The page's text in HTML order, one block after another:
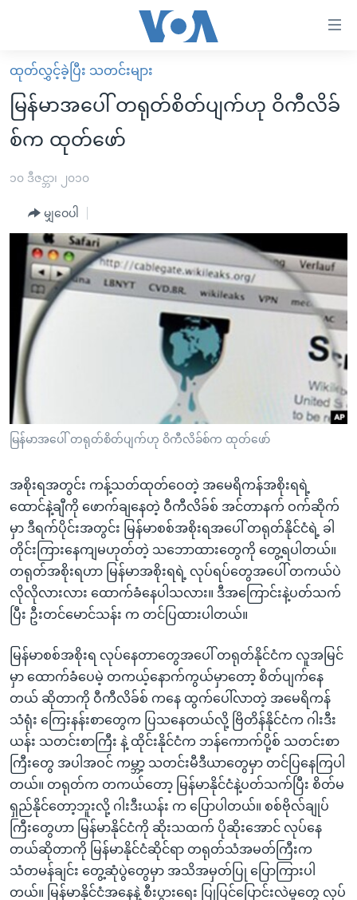
လွယ်ကူ
စေ
သည့်
များ
အကြောင်းအရာ
ကြည့်
ပင်မ
ညွန်း
စာမျက်နှာ
သို့
ကျော်
ရန်
ရှာဖွေ
ရန်
နေရာ
သို့
ကျော်
ရန်
မူလစာမျက်နှာ
မြန်မာ
ကမ္ဘာ့သတင်းများ
နိုင်ငံတကာ
အစ္စရေး-ပါလက်စတိုင်း
ဗွီဒီယို
ရပ်ဝန်းတခု လမ်းတခု အလွန်
အင်္ဂလိပ်စာလေ့လာမယ်
အမေရိကန်သုံးအီဒီယံ
မကြေးမုံရဲ့ အင်္ဂလိပ်စာ
ရုပ်ရှင်ထဲက အင်္ဂလိပ်စာ
သုတပဒေသာ အင်္ဂလိပ်စာ
အပတ်စဉ်ကဏ္ဍများ
ရေဒီယို
တီဗွီ
ရေဒီယိုနှင့်ရုပ်သံ အချက်အလက်များ
ရေဒီယို/တီဗွီအစီအစဉ်
Learning English
ဗွီအိုအေ လူမှုကွန်ယက်များ
ဘာသာစကားများ
ထုတ်လွှင့်ခဲ့ပြီး သတင်းများ
မြန်မာအပေါ် တရုတ်စိတ်ပျက်ဟု ဝိကီလိခ်
စ်က ထုတ်ဖော်
၁၀ ဒီဇင္ဘာ၊ ၂၀၁၀
မျှဝေပါ
မြန်မာအပေါ် တရုတ်စိတ်ပျက်ဟု ဝိကီလိခ်စ်က ထုတ်ဖော်
အစိုးရအတွင်း ကန့်သတ်ထုတ်ဝေတဲ့ အမေရိကန်အစိုးရရဲ့
ထောင်နဲ့ချီကို ဖောက်ချနေတဲ့ ဝီကီလိခ်စ် အင်တာနက် ဝက်ဆိုက်
မှာ ဒီရက်ပိုင်းအတွင်း မြန်မာစစ်အစိုးရအပေါ် တရုတ်နိုင်ငံရဲ့ ခါ
တိုင်းကြားနေကျမဟုတ်တဲ့ သဘောထားတွေကို တွေ့ရပါတယ်။
တရုတ်အစိုးရဟာ မြန်မာအစိုးရရဲ့ လုပ်ရပ်တွေအပေါ် တကယ်ပဲ
လိုလိုလားလား ထောက်ခံနေပါသလား။ ဒီအကြောင်းနဲ့ပတ်သက်
ပြီး ဦးတင်မောင်သန်း က တင်ပြထားပါတယ်။
မြန်မာစစ်အစိုးရ လုပ်နေတာတွေအပေါ် တရုတ်နိုင်ငံက လူအမြင်
မှာ ထောက်ခံပေမဲ့ တကယ့်နောက်ကွယ်မှာတော့ စိတ်ပျက်နေ
တယ် ဆိုတာကို ဝီကီလိခ်စ် ကနေ ထွက်ပေါ်လာတဲ့ အမေရိကန်
သံရုံး ကြေးနန်းစာတွေက ပြသနေတယ်လို့ ဗြိတိန်နိုင်ငံက ဂါးဒီး
ယန်း သတင်းစာကြီး နဲ့ ထိုင်းနိုင်ငံက ဘန်ကောက်ပို့စ် သတင်းစာ
ကြီးတွေ အပါအဝင် ကမ္ဘာ့ သတင်းမီဒီယာတွေမှာ တင်ပြနေကြပါ
တယ်။ တရုတ်က တကယ်တော့ မြန်မာနိုင်ငံနဲ့ပတ်သက်ပြီး စိတ်မ
ရှည်နိုင်တော့ဘူးလို့ ဂါးဒီးယန်း က ပြောပါတယ်။ စစ်ဗိုလ်ချုပ်
ကြီးတွေဟာ မြန်မာနိုင်ငံကို ဆိုးသထက် ပိုဆိုးအောင် လုပ်နေ
တယ်ဆိုတာကို မြန်မာနိုင်ငံဆိုင်ရာ တရုတ်သံအမတ်ကြီးက
သံတမန်ချင်း တွေ့ဆုံပွဲတွေမှာ အသိအမှတ်ပြု ပြောကြားပါ
တယ်။ မြန်မာနိုင်ငံအနေနဲ့ စီးပွားရေး ပြုပြင်ပြောင်းလဲမှုတွေ လုပ်